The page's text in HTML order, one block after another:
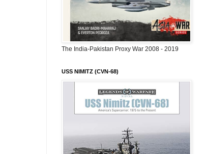
The India-Pakistan Proxy War 2008 - 2019
USS NIMITZ (CVN-68)